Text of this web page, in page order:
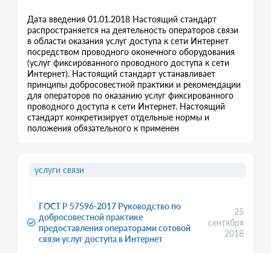
Дата введения 01.01.2018 Настоящий стандарт
распространяется на деятельность операторов связи
в области оказания услуг доступа к сети Интернет
посредством проводного оконечного оборудования
(услуг фиксированного проводного доступа к сети
Интернет). Настоящий стандарт устанавливает
принципы добросовестной практики и рекомендации
для операторов по оказанию услуг фиксированного
проводного доступа к сети Интернет. Настоящий
стандарт конкретизирует отдельные нормы и
положения обязательного к применен
ГОСТ Р 57596-2017 Руководство по
добросовестной практике
предоставления операторами сотовой
связи услуг доступа в Интернет
25
сентября
2018
услуги связи